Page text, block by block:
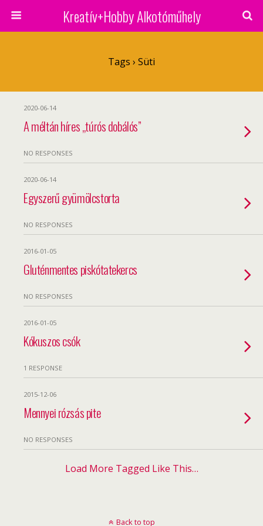
Kreatív+Hobby Alkotóműhely
Tags › Süti
2020-06-14
A méltán híres „túrós dobálós”
NO RESPONSES
2020-06-14
Egyszerű gyümölcstorta
NO RESPONSES
2016-01-05
Gluténmentes piskótatekercs
NO RESPONSES
2016-01-05
Kókuszos csók
1 RESPONSE
2015-12-06
Mennyei rózsás pite
NO RESPONSES
Load More Tagged Like This…
Back to top